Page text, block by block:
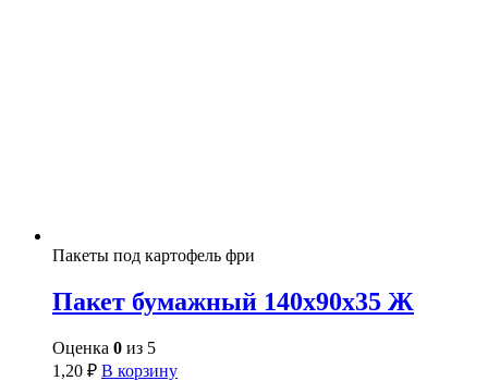
Пакеты под картофель фри
Пакет бумажный 140х90х35 Ж
Оценка 0 из 5
1,20 ₽ В корзину